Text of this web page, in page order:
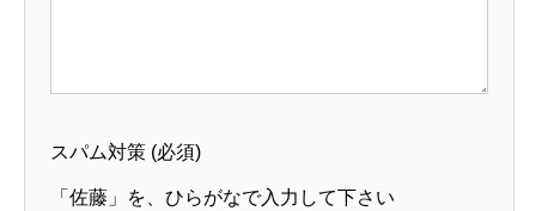
スパム対策 (必須)
「佐藤」を、ひらがなで入力して下さい